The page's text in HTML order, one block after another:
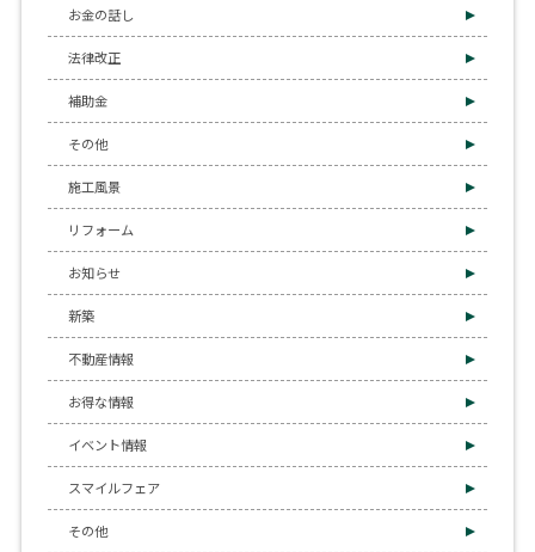
お金の話し
法律改正
補助金
その他
施工風景
リフォーム
お知らせ
新築
不動産情報
お得な情報
イベント情報
スマイルフェア
その他